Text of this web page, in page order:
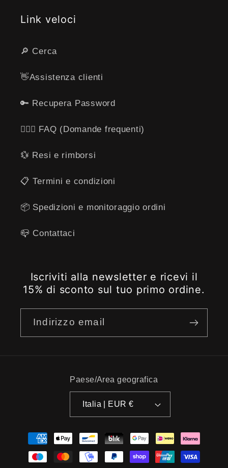
Link veloci
🔎 Cerca
👋​Assistenza clienti
🔑 Recupera Password
🙋🏻‍♂️ FAQ (Domande frequenti)
💱 Resi e rimborsi
​📋​ Termini e condizioni
📦 Spedizioni e monitoraggio ordini
📪 ​​Contattaci
Iscriviti alla newsletter e ricevi il
15% di sconto sul tuo primo ordine.
Indirizzo email
Paese/Area geografica
Italia | EUR €
Metodi
di
pagamento